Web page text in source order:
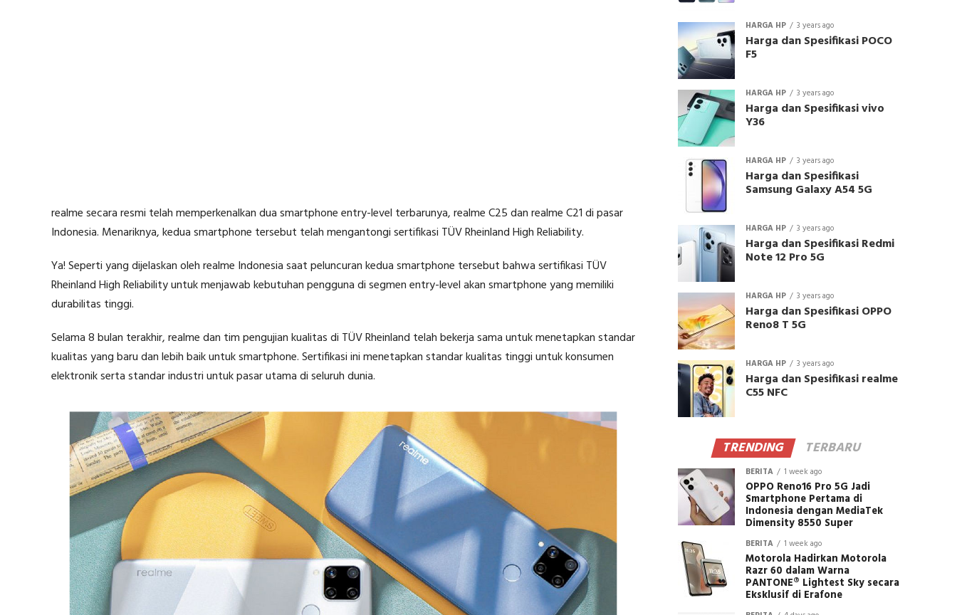
realme secara resmi telah memperkenalkan dua smartphone entry-level terbarunya, realme C25 dan realme C21 di pasar
Indonesia. Menariknya, kedua smartphone tersebut telah mengantongi sertifikasi TÜV Rheinland High Reliability.
Ya! Seperti yang dijelaskan oleh realme Indonesia saat peluncuran kedua smartphone tersebut bahwa sertifikasi TÜV
Rheinland High Reliability untuk menjawab kebutuhan pengguna di segmen entry-level akan smartphone yang memiliki
durabilitas tinggi.
Selama 8 bulan terakhir, realme dan tim pengujian kualitas di TÜV Rheinland telah bekerja sama untuk menetapkan standar
kualitas yang baru dan lebih baik untuk smartphone. Sertifikasi ini menetapkan standar kualitas tinggi untuk konsumen
elektronik serta standar industri untuk pasar utama di seluruh dunia.
HARGA HP 3 years ago
Harga dan Spesifikasi POCO
F5
HARGA HP 3 years ago
Harga dan Spesifikasi vivo
Y36
HARGA HP 3 years ago
Harga dan Spesifikasi
Samsung Galaxy A54 5G
HARGA HP 3 years ago
Harga dan Spesifikasi Redmi
Note 12 Pro 5G
HARGA HP 3 years ago
Harga dan Spesifikasi OPPO
Reno8 T 5G
HARGA HP 3 years ago
Harga dan Spesifikasi realme
C55 NFC
TRENDING TERBARU
BERITA 1 week ago
OPPO Reno16 Pro 5G Jadi
Smartphone Pertama di
Indonesia dengan MediaTek
Dimensity 8550 Super
BERITA 1 week ago
Motorola Hadirkan Motorola
Razr 60 dalam Warna
PANTONE® Lightest Sky secara
Eksklusif di Erafone